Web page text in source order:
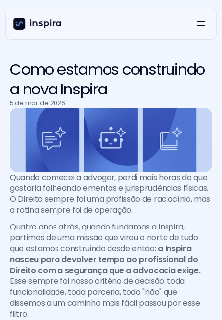
Como estamos construindo
a nova Inspira
5 de mai. de 2026
Quando comecei a advogar, perdi mais horas do que
gostaria folheando ementas e jurisprudências físicas.
O Direito sempre foi uma profissão de raciocínio, mas
a rotina sempre foi de operação.
Quatro anos atrás, quando fundamos a Inspira,
partimos de uma missão que virou o norte de tudo
que estamos construindo desde então: a Inspira
nasceu para devolver tempo ao profissional do
Direito com a segurança que a advocacia exige.
Esse sempre foi nosso critério de decisão: toda
funcionalidade, toda parceria, todo "não" que
dissemos a um caminho mais fácil passou por esse
filtro.